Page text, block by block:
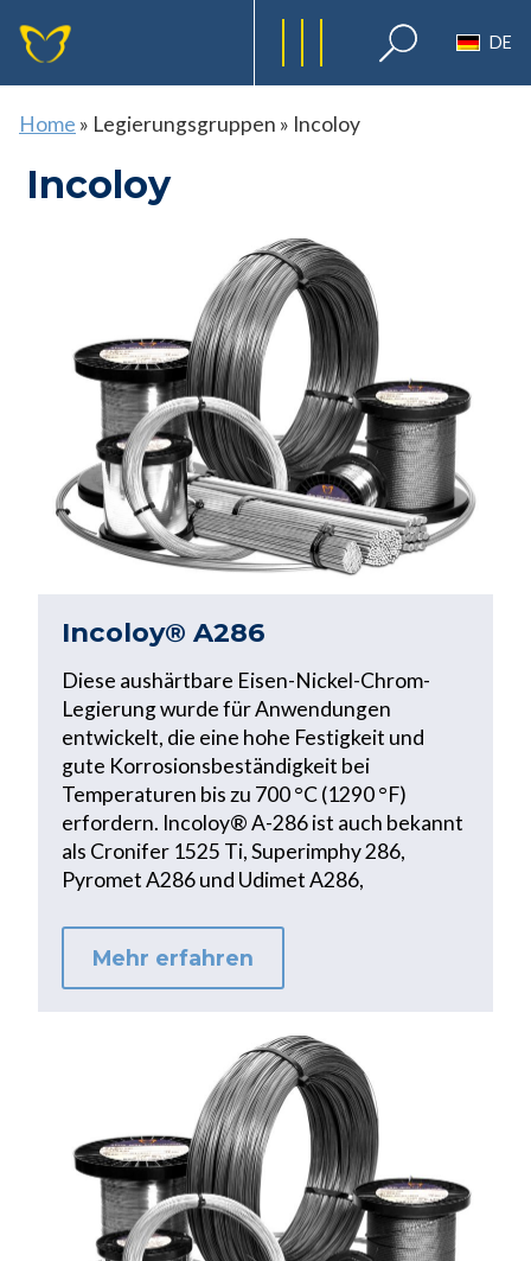
DE
Home » Legierungsgruppen » Incoloy
Incoloy
Incoloy® A286
Diese aushärtbare Eisen-Nickel-Chrom-
Legierung wurde für Anwendungen
entwickelt, die eine hohe Festigkeit und
gute Korrosionsbeständigkeit bei
Temperaturen bis zu 700 °C (1290 °F)
erfordern. Incoloy® A-286 ist auch bekannt
als Cronifer 1525 Ti, Superimphy 286,
Pyromet A286 und Udimet A286,
Mehr erfahren